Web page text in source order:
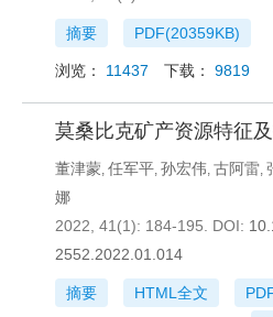
摘要 PDF(20359KB)
浏览： 11437 下载： 9819
莫桑比克矿产资源特征
董津蒙, 任军平, 孙宏伟, 古阿雷,
娜
2022, 41(1): 184-195.
DOI:
2552.2022.01.014
摘要 HTML全文